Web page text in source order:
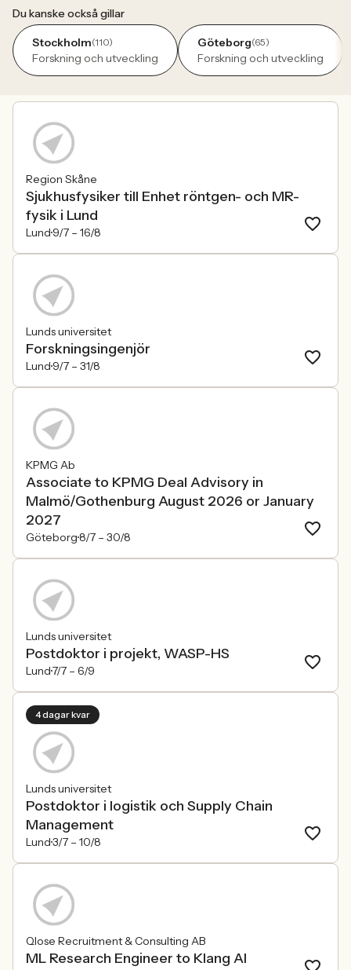
Du kanske också gillar
Stockholm(110)
Forskning och utveckling
Göteborg(65)
Forskning och utveckling
Region Skåne
Sjukhusfysiker till Enhet röntgen- och MR-
fysik i Lund
Lund 9/7 – 16/8
Lunds universitet
Forskningsingenjör
Lund 9/7 – 31/8
KPMG Ab
Associate to KPMG Deal Advisory in
Malmö/Gothenburg August 2026 or January
2027
Göteborg8/7 – 30/8
Lunds universitet
Postdoktor i projekt, WASP-HS
Lund7/7 – 6/9
4 dagar kvar
Lunds universitet
Postdoktor i logistik och Supply Chain
Management
Lund3/7 – 10/8
Qlose Recruitment & Consulting AB
ML Research Engineer to Klang AI